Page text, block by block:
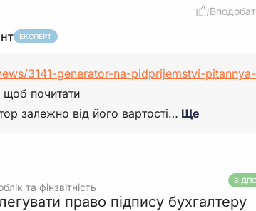
ЕКСПЕРТ
3141-generator-na-pidprijemstvi-
щоб почитати
залежно від його вартості… Ще
та фінзвітність
право підпису бухгалтеру